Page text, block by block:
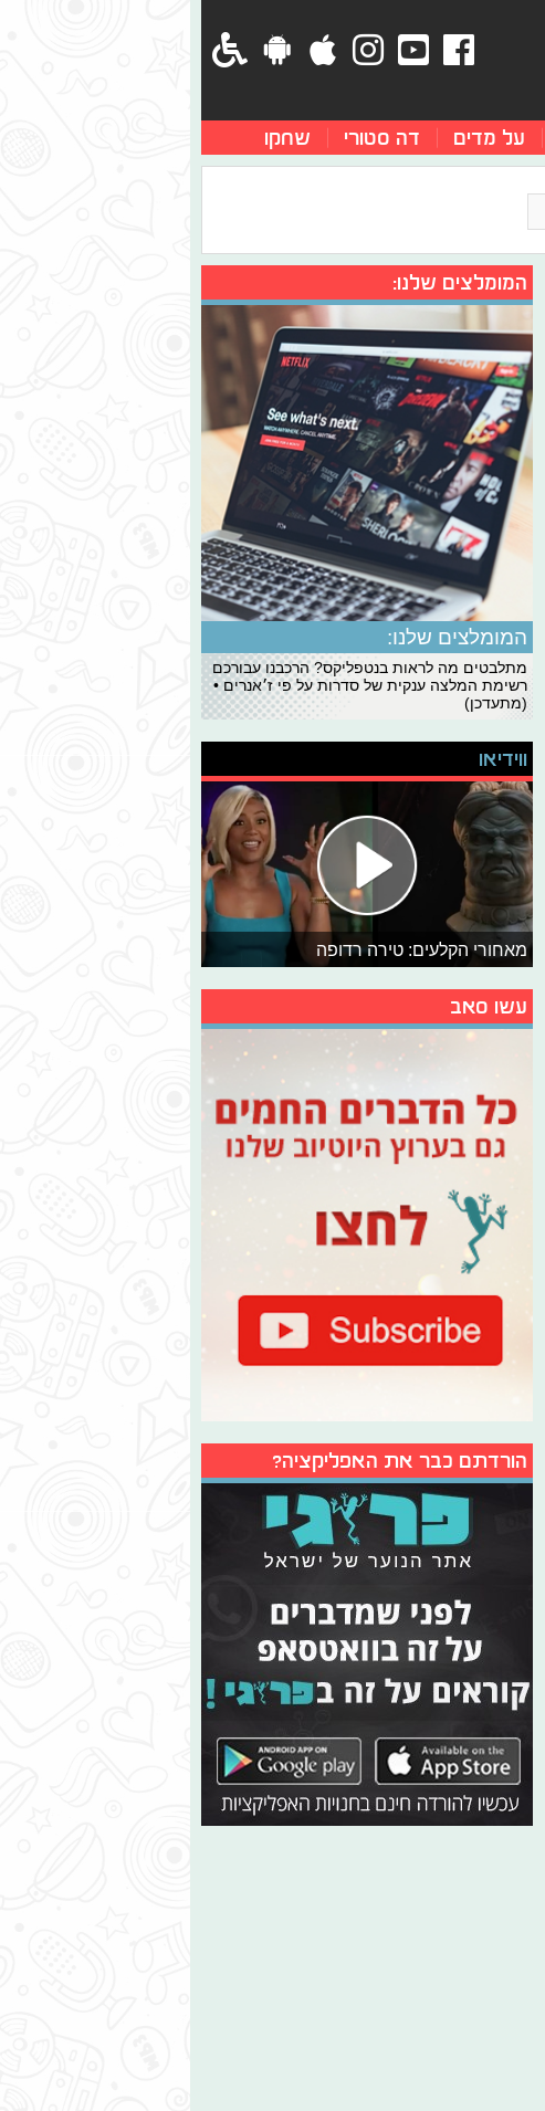
על מדים דה סטורי שחקו
המומלצים שלנו:
המומלצים שלנו:
מתלבטים מה לראות בנטפליקס? הרכבנו עבורכם
רשימת המלצה ענקית של סדרות על פי ז׳אנרים •
(מתעדכן)
ווידיאו
מאחורי הקלעים: טירה רדופה
עשו סאב
הורדתם כבר את האפליקציה?